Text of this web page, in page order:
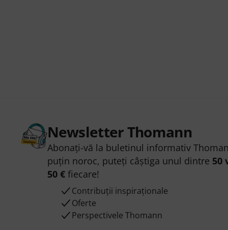
Newsletter Thomann
Abonați-vă la buletinul informativ
puțin noroc, puteți câștiga unul dintre 50
50 €fiecare!
Contribuții inspiraționale
Oferte
Perspectivele Thomann